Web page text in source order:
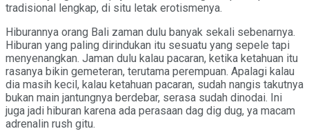
tradisional lengkap, di situ letak erotismenya.
Hiburannya orang Bali zaman dulu banyak sekali sebenarnya.
Hiburan yang paling dirindukan itu sesuatu yang sepele tapi
menyenangkan. Jaman dulu kalau pacaran, ketika ketahuan itu
rasanya bikin gemeteran, terutama perempuan. Apalagi kalau
dia masih kecil, kalau ketahuan pacaran, sudah nangis takutnya
bukan main jantungnya berdebar, serasa sudah dinodai. Ini
juga jadi hiburan karena ada perasaan dag dig dug, ya macam
adrenalin rush gitu.